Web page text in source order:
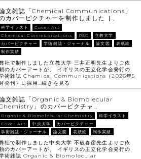
文雑誌「Chemical Communications」
カバーピクチャーを制作しました［…
科学イラスト
Cover Art
Chemical Communications
RSC
立教大学
カバーピクチャー
学術雑誌・ジャーナル 論文図
表紙絵
制作実績
社で制作しました立教大学 三井正明先生よりご依
のカバーアートが、 イギリスの王立化学会発行の
術雑誌 Chemical Communications（2026年5
月発刊）に採用…続きを見る
文雑誌「Organic & Biomolecular
」のカバーピクチャ…
Organic & Biomolecular Chemistry
科学イラスト
Cover Art
中央大学
カバーピクチャー
学術雑誌・ジャーナル
論文図 表紙絵 制作実績
社で制作しました中央大学 不破春彦先生よりご依
のカバーアートが、 イギリスの王立化学会発行の
術雑誌 Organic & Biomolecular